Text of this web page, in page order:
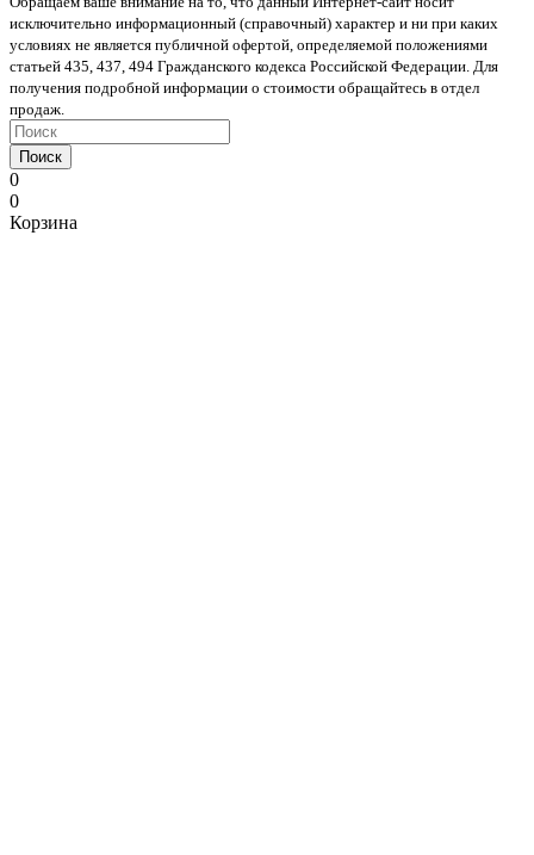
исключительно информационный (справочный) характер и ни при каких
условиях не является публичной офертой, определяемой положениями
статьей 435, 437, 494 Гражданского кодекса Российской Федерации. Для
получения подробной информации о стоимости обращайтесь в отдел
продаж.
Поиск
0
0
Корзина